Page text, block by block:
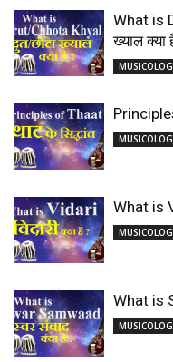
What is
ख्याल क्या
What is
What is